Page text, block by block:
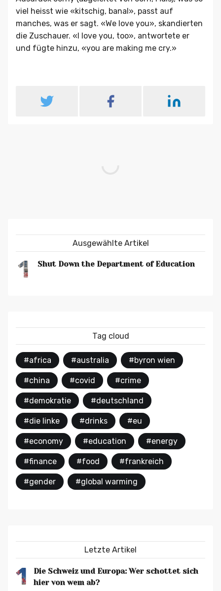
viel heisst wie «kitschig, banal», passt auf
manches, was er sagt. «We love you», skandierten
die Zuschauer. «I love you, too», antwortete er
und fügte hinzu, «you are making me cry.»
Ausgewählte Artikel
1 Shut Down the Department of Education
Tag cloud
#africa #australia #byron wien
#china #covid #crime
#demokratie #deutschland
#die linke #drinks #eu
#economy #education #energy
#finance #food #frankreich
#gender #global warming
Letzte Artikel
1
Die Schweiz und Europa: Wer schottet sich
hier von wem ab?